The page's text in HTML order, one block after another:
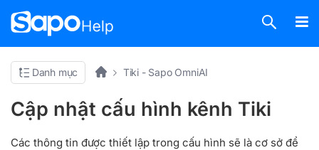
Danh mục Tiki - Sapo OmniAI
Cập nhật cấu hình kênh Tiki
Các thông tin được thiết lập trong cấu hình sẽ là cơ sở để